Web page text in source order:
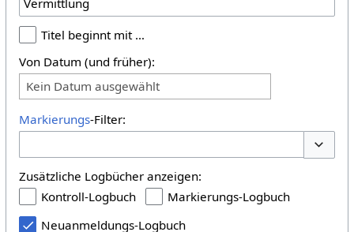
Titel beginnt mit …
Von Datum (und früher):
Kein Datum ausgewählt
Markierungs-Filter:
Zusätzliche Logbücher anzeigen:
Kontroll-Logbuch
Markierungs-Logbuch
Neuanmeldungs-Logbuch